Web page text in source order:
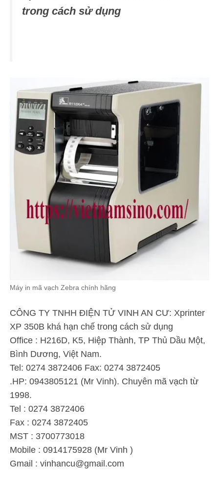
trong cách sử dụng
Máy in mã vạch Zebra chính hãng
CÔNG TY TNHH ĐIỆN TỬ VINH AN CƯ: Xprinter
XP 350B khá hạn chế trong cách sử dụng
Office : H216D, K5, Hiệp Thành, TP Thủ Dầu Một,
Bình Dương, Việt Nam.
Tel: 0274 3872406 Fax: 0274 3872405
.HP: 0943805121 (Mr Vinh). Chuyên mã vạch từ
1998.
Tel : 0274 3872406
Fax : 0274 3872405
MST : 3700773018
Mobile : 0914175928 (Mr Vinh )
Gmail : vinhancu@gmail.com